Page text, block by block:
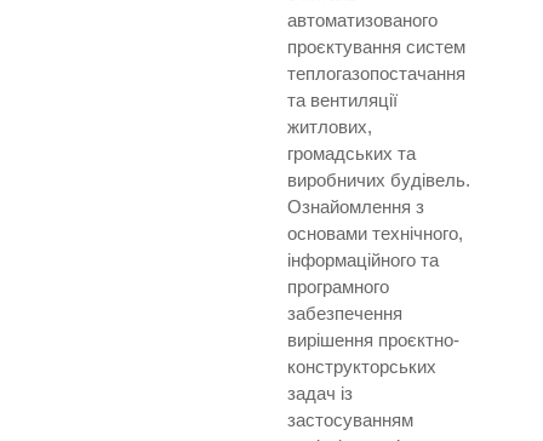
автоматизованого
проєктування систем
теплогазопостачання
та вентиляції
житлових,
громадських та
виробничих будівель.
Ознайомлення з
основами технічного,
інформаційного та
програмного
забезпечення
вирішення проєктно-
конструкторських
задач із
застосуванням